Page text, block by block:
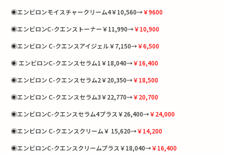
◉エンビロンモイスチャークリーム4￥10,560→￥9600
◉エンビロンC-クエンストーナー￥11,990→￥10,900
◉エンビロン C-クエンスアイジェル￥7,150→￥6,500
◉ エンビロンC-クエンスセラム1￥18,040→￥16,400
◉エンビロン C-クエンスセラム2￥20,350→￥18,500
◉エンビロン C-クエンスセラム3￥22,770→￥20,700
◉エンビロンC-クエンスセラム4プラス￥26,400→￥24,000
◉エンビロン C-クエンスクリーム￥ 15,620→￥14,200
◉エンビロンC-クエンスクリームプラス￥18,040→￥16,400